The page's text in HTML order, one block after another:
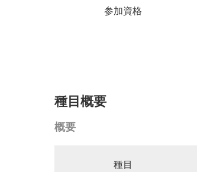
参加資格
種目概要
概要
種目